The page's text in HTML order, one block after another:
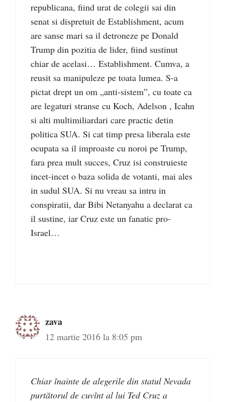
republicana, fiind urat de colegii sai din
senat si dispretuit de Establishment, acum
are sanse mari sa il detroneze pe Donald
Trump din pozitia de lider, fiind sustinut
chiar de acelasi… Establishment. Cumva, a
reusit sa manipuleze pe toata lumea. S-a
pictat drept un om „anti-sistem”, cu toate ca
are legaturi stranse cu Koch, Adelson , Icahn
si alti multimiliardari care practic detin
politica SUA. Si cat timp presa liberala este
ocupata sa il improaste cu noroi pe Trump,
fara prea mult succes, Cruz isi construieste
incet-incet o baza solida de votanti, mai ales
in sudul SUA. Si nu vreau sa intru in
conspiratii, dar Bibi Netanyahu a declarat ca
il sustine, iar Cruz este un fanatic pro-
Israel…
zava
12 martie 2016 la 8:05 pm
Chiar înainte de alegerile din statul Nevada
purtătorul de cuvînt al lui Ted Cruz a